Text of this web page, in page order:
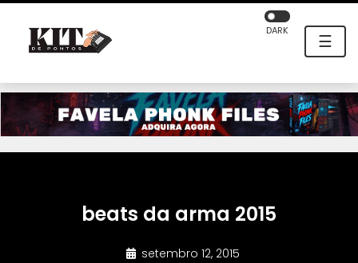
☰
DARK
beats da arma 2015
setembro 12, 2015